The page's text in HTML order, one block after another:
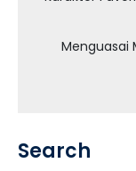
Menguasai
Search